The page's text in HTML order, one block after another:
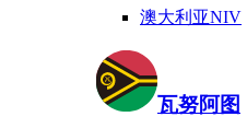
澳大利亚NIV
瓦努阿图